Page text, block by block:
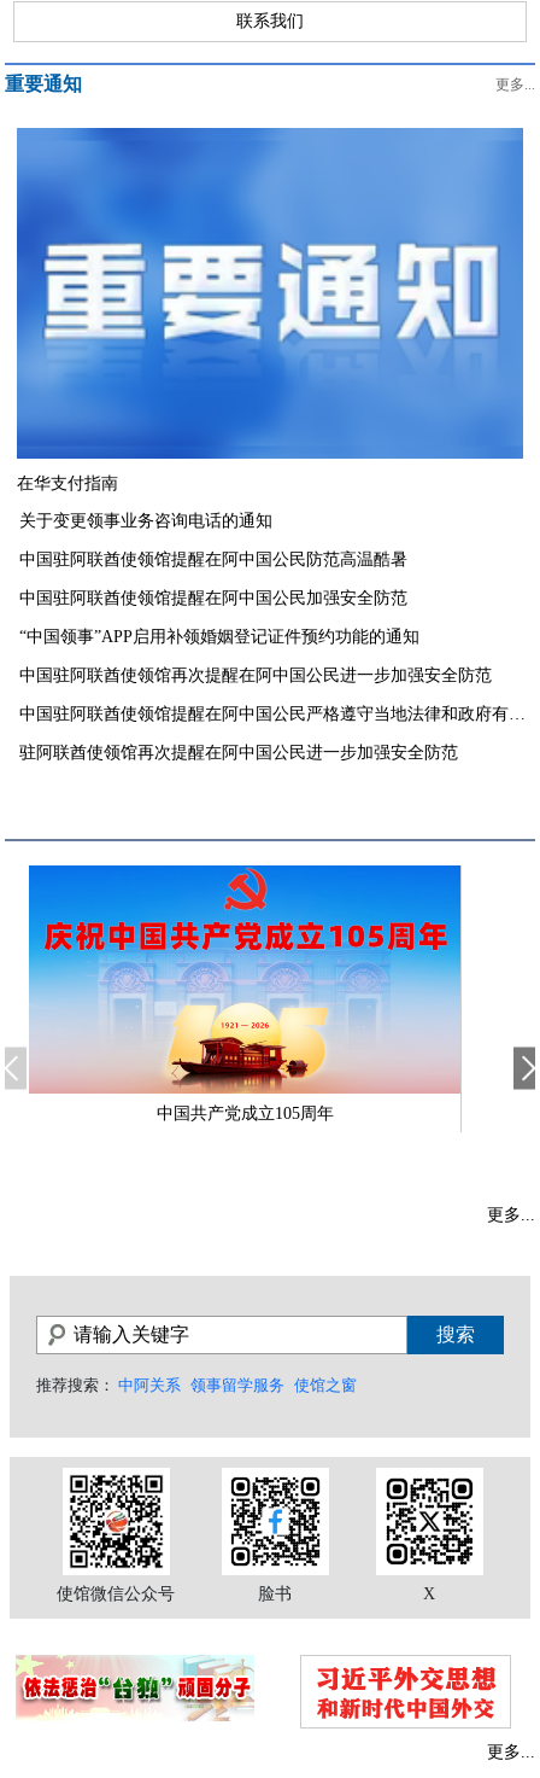
联系我们
重要通知 更多...
在华支付指南
关于变更领事业务咨询电话的通知
中国驻阿联酋使领馆提醒在阿中国公民防范高温酷暑
中国驻阿联酋使领馆提醒在阿中国公民加强安全防范
“中国领事”APP启用补领婚姻登记证件预约功能的通知
中国驻阿联酋使领馆再次提醒在阿中国公民进一步加强安全防范
中国驻阿联酋使领馆提醒在阿中国公民严格遵守当地法律和政府有关
要求
驻阿联酋使领馆再次提醒在阿中国公民进一步加强安全防范
中国共产党成立105周年
更多...
推荐搜索： 中阿关系 领事留学服务 使馆之窗
使馆微信公众号 脸书 X
更多...